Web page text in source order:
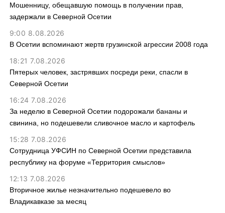
Мошенницу, обещавшую помощь в получении прав,
задержали в Северной Осетии
9:00 8.08.2026
В Осетии вспоминают жертв грузинской агрессии 2008 года
18:21 7.08.2026
Пятерых человек, застрявших посреди реки, спасли в
Северной Осетии
16:24 7.08.2026
За неделю в Северной Осетии подорожали бананы и
свинина, но подешевели сливочное масло и картофель
15:28 7.08.2026
Сотрудница УФСИН по Северной Осетии представила
республику на форуме «Территория смыслов»
12:13 7.08.2026
Вторичное жилье незначительно подешевело во
Владикавказе за месяц